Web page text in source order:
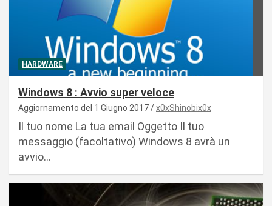
HARDWARE
Windows 8 : Avvio super veloce
Aggiornamento del 1 Giugno 2017 x0xShinobix0x
Il tuo nome La tua email Oggetto Il tuo
messaggio (facoltativo) Windows 8 avrà un
avvio…